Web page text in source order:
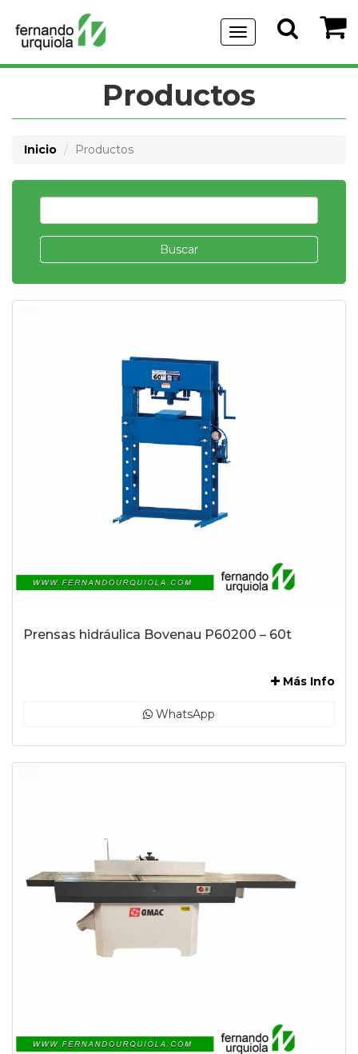
Menu
de
Navegación
Productos
Inicio Productos
Buscar
Prensas hidráulica Bovenau P60200 – 60t
Más Info
WhatsApp